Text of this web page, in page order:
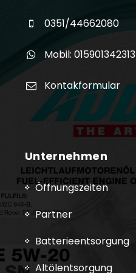
0351/44662080
Mobil: 015901342313
Kontakformular
Unternehmen
Öffnungszeiten
Partner
Batterieentsorgung
Altölentsorgung